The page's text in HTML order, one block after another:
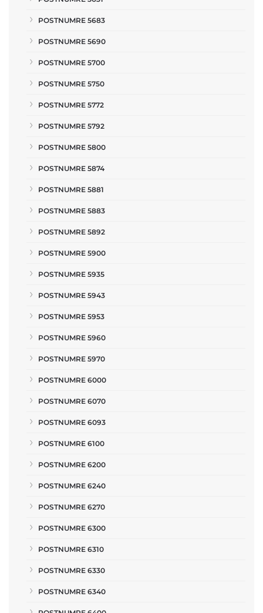
POSTNUMRE 5683
POSTNUMRE 5690
POSTNUMRE 5700
POSTNUMRE 5750
POSTNUMRE 5772
POSTNUMRE 5792
POSTNUMRE 5800
POSTNUMRE 5874
POSTNUMRE 5881
POSTNUMRE 5883
POSTNUMRE 5892
POSTNUMRE 5900
POSTNUMRE 5935
POSTNUMRE 5943
POSTNUMRE 5953
POSTNUMRE 5960
POSTNUMRE 5970
POSTNUMRE 6000
POSTNUMRE 6070
POSTNUMRE 6093
POSTNUMRE 6100
POSTNUMRE 6200
POSTNUMRE 6240
POSTNUMRE 6270
POSTNUMRE 6300
POSTNUMRE 6310
POSTNUMRE 6330
POSTNUMRE 6340